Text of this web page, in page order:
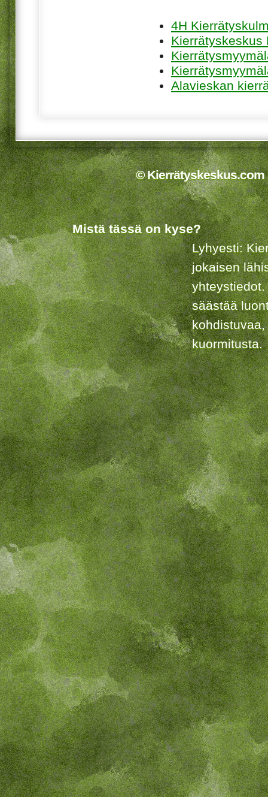
4H
Kierrätyskeskus
Alavieskan
© Kierrätyskeskus.com
Mistä tässä on kyse?
Lyhyesti:
jokaisen
säästää
kuormitusta.